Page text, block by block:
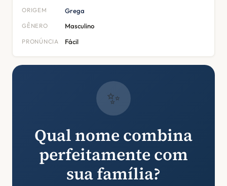
ORIGEM Grega
GÊNERO Masculino
PRONÚNCIA Fácil
✨
Qual nome combina
perfeitamente com
sua família?